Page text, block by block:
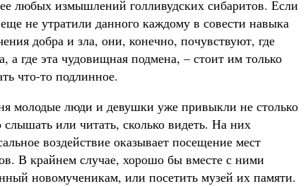
любых измышлений голливудских сибаритов. Если
не утратили данного каждому в совести навыка
добра и зла, они, конечно, почувствуют, где
а где эта чудовищная подмена, – стоит им только
что-то подлинное.
молодые люди и девушки уже привыкли не столько
слышать или читать, сколько видеть. На них
воздействие оказывает посещение мест
В крайнем случае, хорошо бы вместе с ними
новомученикам, или посетить музей их памяти.